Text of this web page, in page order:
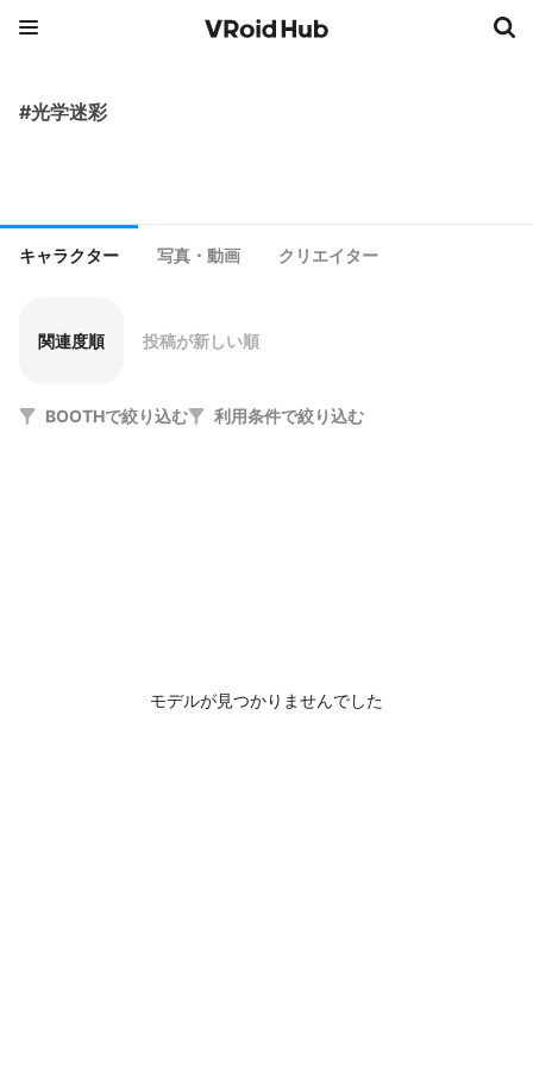
#光学迷彩
キャラクター 写真・動画 クリエイター
関連度順 投稿が新しい順
BOOTHで絞り込む 利用条件で絞り込む
モデルが見つかりませんでした